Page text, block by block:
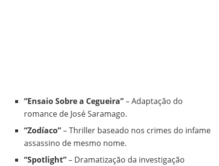
“Ensaio Sobre a Cegueira”– Adaptação do
romance de José Saramago.
“Zodíaco”– Thriller baseado nos crimes do infame
assassino de mesmo nome.
“Spotlight”– Dramatização da investigação